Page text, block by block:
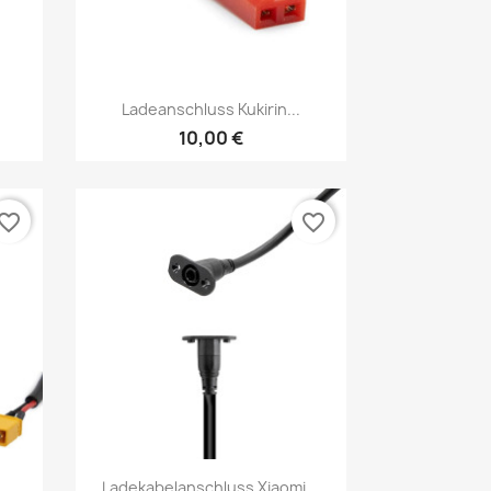
Vorschau
Ladeanschluss Kukirin...
10,00 €
Vorschau
favorite_border